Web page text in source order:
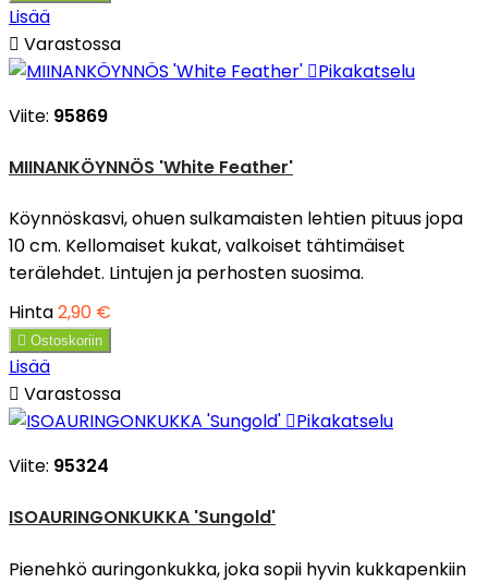
Lisää
 Varastossa
Pikakatselu
Viite: 95869
MIINANKÖYNNÖS 'White Feather'
Köynnöskasvi, ohuen sulkamaisten lehtien pituus jopa
10 cm. Kellomaiset kukat, valkoiset tähtimäiset
terälehdet. Lintujen ja perhosten suosima.
Hinta2,90 €
 Ostoskoriin
Lisää
 Varastossa
Pikakatselu
Viite: 95324
ISOAURINGONKUKKA 'Sungold'
Pienehkö auringonkukka, joka sopii hyvin kukkapenkiin